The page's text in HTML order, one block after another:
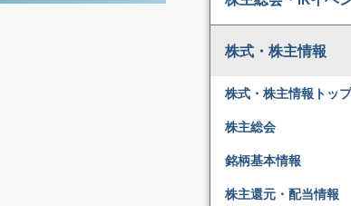
株式・株主情報
株式・株主情報トップ
株主総会
銘柄基本情報
株主還元・配当情報